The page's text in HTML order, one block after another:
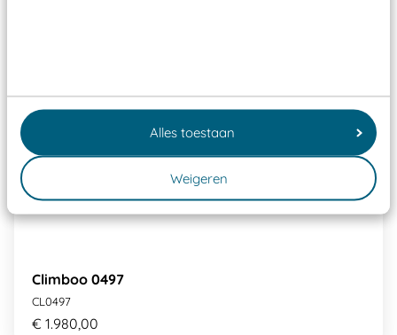
Alles toestaan
Weigeren
Climboo 0497
CL0497
€ 1.980,00